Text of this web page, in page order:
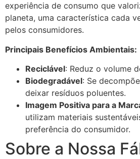
experiência de consumo que
planeta, uma característica cada
pelos consumidores.
Principais Benefícios Ambientais:
Reciclável: Reduz o volume
Biodegradável: Se
deixar resíduos poluentes.
Imagem Positiva para a
utilizam materiais
preferência do consumidor.
Sobre a Nossa